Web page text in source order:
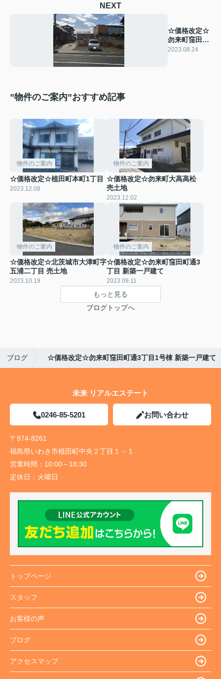
NEXT
☆価格改定☆
勿来町窪田町
通3丁目 売
2023.08.24
”物件のご案内”おすすめ記事
物件のご案内
☆価格改定☆植田町本町1丁目
2023.12.08
物件のご案内
☆価格改定☆勿来町大高高松
売土地
2023.12.02
物件のご案内
☆価格改定☆北茨城市大津町字
五浦二丁目 売土地
2023.10.19
物件のご案内
☆価格改定☆勿来町窪田町通3
丁目 新築一戸建て
2023.09.11
もっと見る
ブログトップへ
ブログ ☆価格改定☆勿来町窪田町通3丁目1号棟 新築一戸建て
未来 リアルエステート
0246-85-5201 お問い合わせ
〒974-8261
福島県いわき市植田町中央２丁目１－１
営業時間： 10:00～18:30
定休日： 火曜日
トップページ
スタッフ
お客様の声
ブログ
アクセスマップ